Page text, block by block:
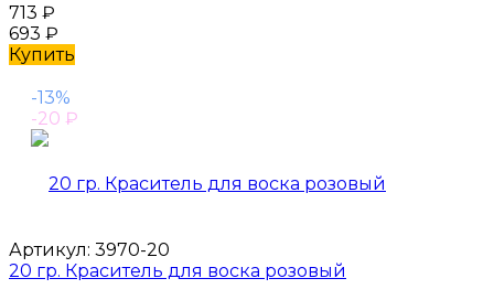
713 ₽
693 ₽
Купить
-13%
-20 ₽
Артикул: 3970-20
20 гр. Краситель для воска розовый